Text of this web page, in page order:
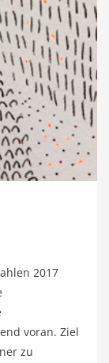
2017
voran. Ziel
zu